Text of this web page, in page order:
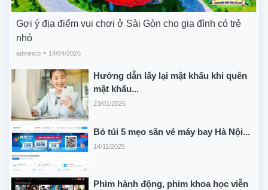
Gợi ý địa điểm vui chơi ở Sài Gòn cho gia đình có trẻ
nhỏ
admincp - 14/04/2026
Hướng dẫn lấy lại mật khẩu khi quên
mật khẩu...
23/01/2026
Bỏ túi 5 mẹo săn vé máy bay Hà Nội...
14/11/2025
Phim hành động, phim khoa học viễn